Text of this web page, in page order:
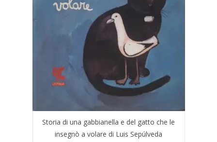
Storia di una gabbianella e del gatto che le
insegnò a volare di Luis Sepúlveda